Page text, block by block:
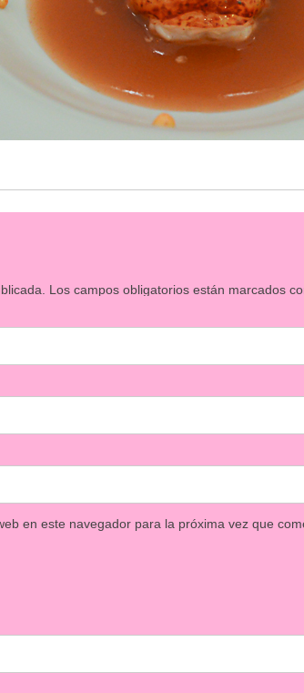
Los campos obligatorios están marcados
en este navegador para la próxima vez que